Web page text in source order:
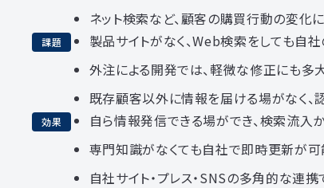
ネット検索など、顧客の購買行動の変化
課題
製品サイトがなく、Web検索をしても自
外注による開発では、軽微な修正にも多
既存顧客以外に情報を届ける場がなく、
効果
自ら情報発信できる場ができ、検索流
専門知識がなくても自社で即時更新が可
自社サイト・プレス・SNSの多角的な連